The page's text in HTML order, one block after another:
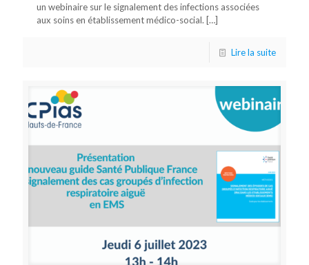
un webinaire sur le signalement des infections associées
aux soins en établissement médico-social. […]
Lire la suite